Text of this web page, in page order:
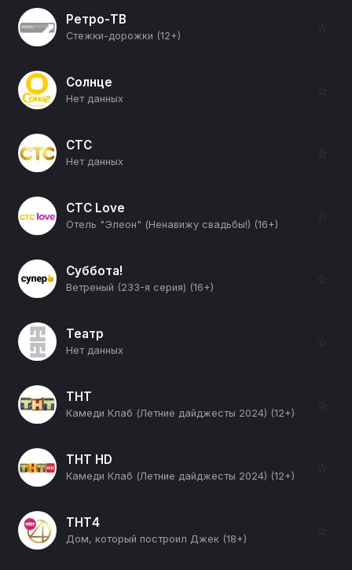
Ретро-ТВ
Стежки-дорожки (12+)
☆
Солнце
Нет данных
☆
СТС
Нет данных
☆
СТС Love
Отель "Элеон" (Ненавижу свадьбы!) (16+)
☆
Суббота!
Ветреный (233-я серия) (16+)
☆
Театр
Нет данных
☆
ТНТ
Камеди Клаб (Летние дайджесты 2024) (12+)
☆
ТНТ HD
Камеди Клаб (Летние дайджесты 2024) (12+)
☆
ТНТ4
Дом, который построил Джек (18+)
☆